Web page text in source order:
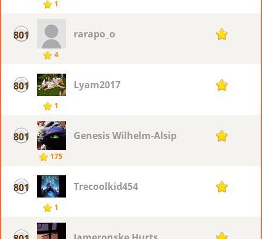
1
801
4
rarapo_o 1
801
1
Lyam2017 1
801
175
Genesis Wilhelm-Alsip 1
801
1
Trecoolkid454 1